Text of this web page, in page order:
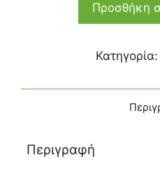
Προσθήκη
Κατηγορία:
Περιγραφή